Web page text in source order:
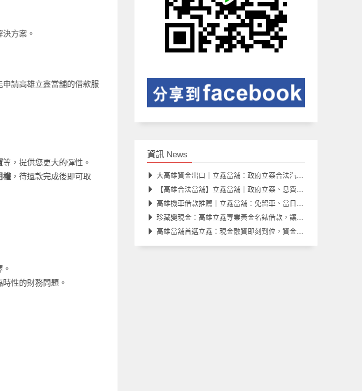
方案。
請高雄立鑫當舖的借款服
等，提供您更大的彈性。
權 ，待還款完成後即可取
性的財務問題。
資訊 News
大高雄資金出口｜立鑫當舖：政府立案合法汽車借款
【高雄合法當舖】立鑫當舖｜政府立案、息費透明，資金到手！
高雄機車借款推薦｜立鑫當舖：免留車、當日撥款，息低額度高
珍藏變現金：高雄立鑫專業黃金名錶借款，讓您的資產發揮最大價值
高雄當舖首選立鑫：現金融資即刻到位，資金周轉不卡關